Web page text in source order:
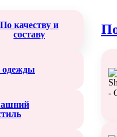
По качеству и
составу
одежды